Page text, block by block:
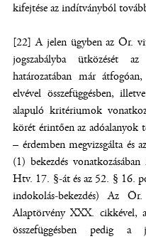
kifejtése az indítványból
[22] A jelen ügyben az Ör.
jogszabályba ütközését
határozatában már
elvével összefüggésben,
alapuló kritériumok
körét érintően az adóalanyok
– érdemben megvizsgálta
(1) bekezdés
Htv. 17. §-át és az 52. § 16.
indokolás-bekezdés) Az
Alaptörvény XXX.
összefüggésben pedig a